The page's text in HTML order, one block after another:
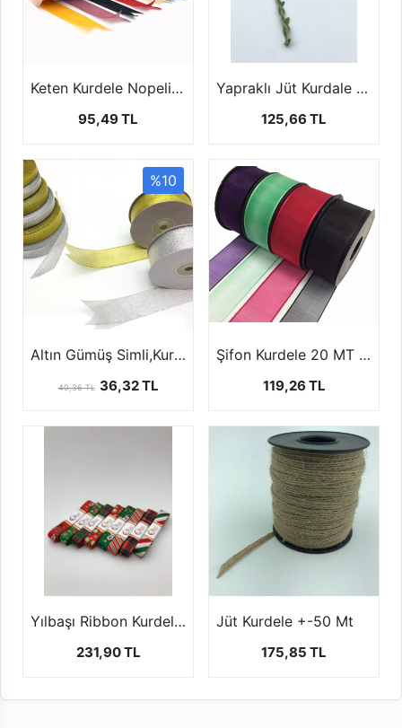
Keten Kurdele Nopeli (2.5cm-20 mt)
95,49 TL
Yapraklı Jüt Kurdale (10 mt)
125,66 TL
%10
Altın Gümüş Simli,Kurdele (25 yards/22.5 mt)
40,36 TL 36,32 TL
Şifon Kurdele 20 MT 2 Farklı Boyutta
119,26 TL
Yılbaşı Ribbon Kurdele ( +-10 - 2,5cm )
231,90 TL
Jüt Kurdele +-50 Mt
175,85 TL